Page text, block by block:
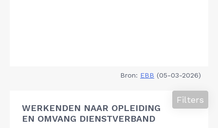
Bron: EBB (05-03-2026)
WERKENDEN NAAR OPLEIDING
EN OMVANG DIENSTVERBAND
Filters